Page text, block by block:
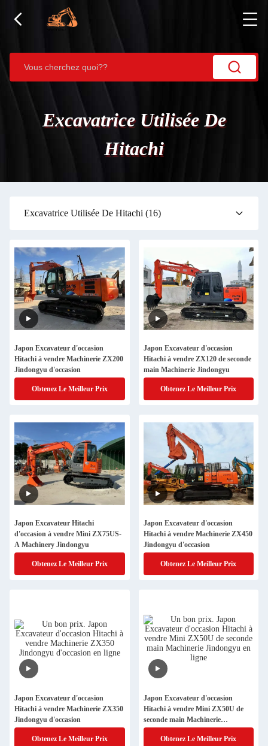
Excavatrice Utilisée De
Hitachi
Excavatrice Utilisée De Hitachi (16)
Japon Excavateur d'occasion
Hitachi à vendre Machinerie ZX200
Jindongyu d'occasion
Obtenez Le Meilleur Prix
Japon Excavateur d'occasion
Hitachi à vendre ZX120 de seconde
main Machinerie Jindongyu
Obtenez Le Meilleur Prix
Japon Excavateur Hitachi
d'occasion à vendre Mini ZX75US-
A Machinery Jindongyu
Obtenez Le Meilleur Prix
Japon Excavateur d'occasion
Hitachi à vendre Machinerie ZX450
Jindongyu d'occasion
Obtenez Le Meilleur Prix
Japon Excavateur d'occasion
Hitachi à vendre Machinerie ZX350
Jindongyu d'occasion
Obtenez Le Meilleur Prix
Japon Excavateur d'occasion
Hitachi à vendre Mini ZX50U de
seconde main Machinerie
Jindongyu
Obtenez Le Meilleur Prix